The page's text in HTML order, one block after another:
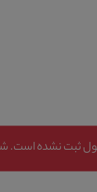
ثبت نشده است.